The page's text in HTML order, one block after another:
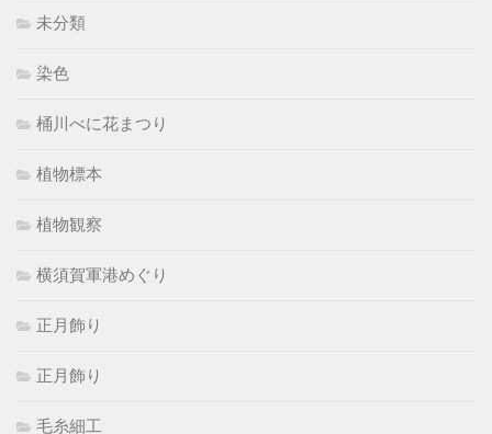
未分類
染色
桶川べに花まつり
植物標本
植物観察
横須賀軍港めぐり
正月飾り
正月飾り
毛糸細工